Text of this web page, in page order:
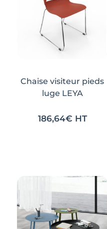
Chaise visiteur pieds
luge LEYA
186,64€ HT
variations.
Les
options
peuvent
variations.
Les
options
peuvent